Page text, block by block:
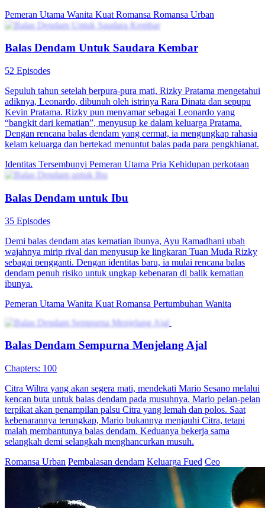
Pemeran Utama Wanita Kuat Romansa Romansa Urban
Balas Dendam Untuk Saudara Kembar
52 Episodes
Sepuluh tahun setelah berpura-pura mati, Rizky Pratama mengetahui
adiknya, Leonardo, dibunuh oleh istrinya Rara Dinata dan sepupu
Kevin Pratama. Rizky pun menyamar sebagai Leonardo yang
“bangkit dari kematian”, menyusup ke dalam keluarga Pratama.
Dengan rencana balas dendam yang cermat, ia mengungkap rahasia
kelam keluarga dan bertekad menuntut balas pada para pengkhianat.
Identitas Tersembunyi Pemeran Utama Pria Kehidupan perkotaan
Balas Dendam untuk Ibu
35 Episodes
Demi balas dendam atas kematian ibunya, Ayu Ramadhani ubah
wajahnya mirip rival dan menyusup ke lingkaran Tuan Muda Rizky
sebagai pengganti. Dengan identitas baru, ia mulai rencana balas
dendam penuh risiko untuk ungkap kebenaran di balik kematian
ibunya.
Pemeran Utama Wanita Kuat Romansa Pertumbuhan Wanita
Balas Dendam Sempurna Menjelang Ajal
Chapters: 100
Citra Wiltra yang akan segera mati, mendekati Mario Sesano melalui
kencan buta untuk balas dendam pada musuhnya. Mario pelan-pelan
terpikat akan penampilan palsu Citra yang lemah dan polos. Saat
kebenarannya terungkap, Mario bukannya menjauhi Citra, tetapi
malah membantunya balas dendam. Keduanya bekerja sama
selangkah demi selangkah menghancurkan musuh.
Romansa Urban Pembalasan dendam Keluarga Fued Ceo